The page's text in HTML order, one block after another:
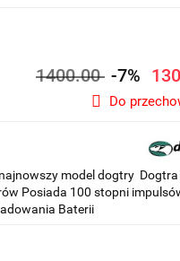
1400.00 -7%
Do
model dogtry Dogtra
Posiada 100 stopni
Baterii